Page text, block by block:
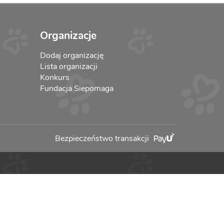
Organizacje
Dodaj organizację
Lista organizacji
Konkurs
Fundacja Siepomaga
Bezpieczeństwo transakcji